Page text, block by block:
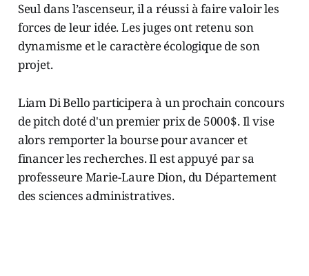
Seul dans l’ascenseur, il a réussi à faire valoir les
forces de leur idée. Les juges ont retenu son
dynamisme et le caractère écologique de son
projet.
Liam Di Bello participera à un prochain concours
de pitch doté d'un premier prix de 5000$. Il vise
alors remporter la bourse pour avancer et
financer les recherches. Il est appuyé par sa
professeure Marie-Laure Dion, du Département
des sciences administratives.